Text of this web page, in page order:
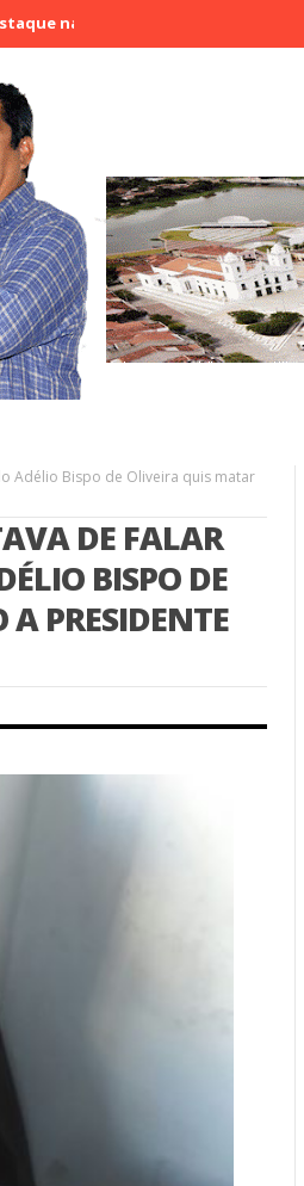
de Artesãos e Produtores
Adélio Bispo de Oliveira quis matar
DE FALAR
BISPO DE
PRESIDENTE